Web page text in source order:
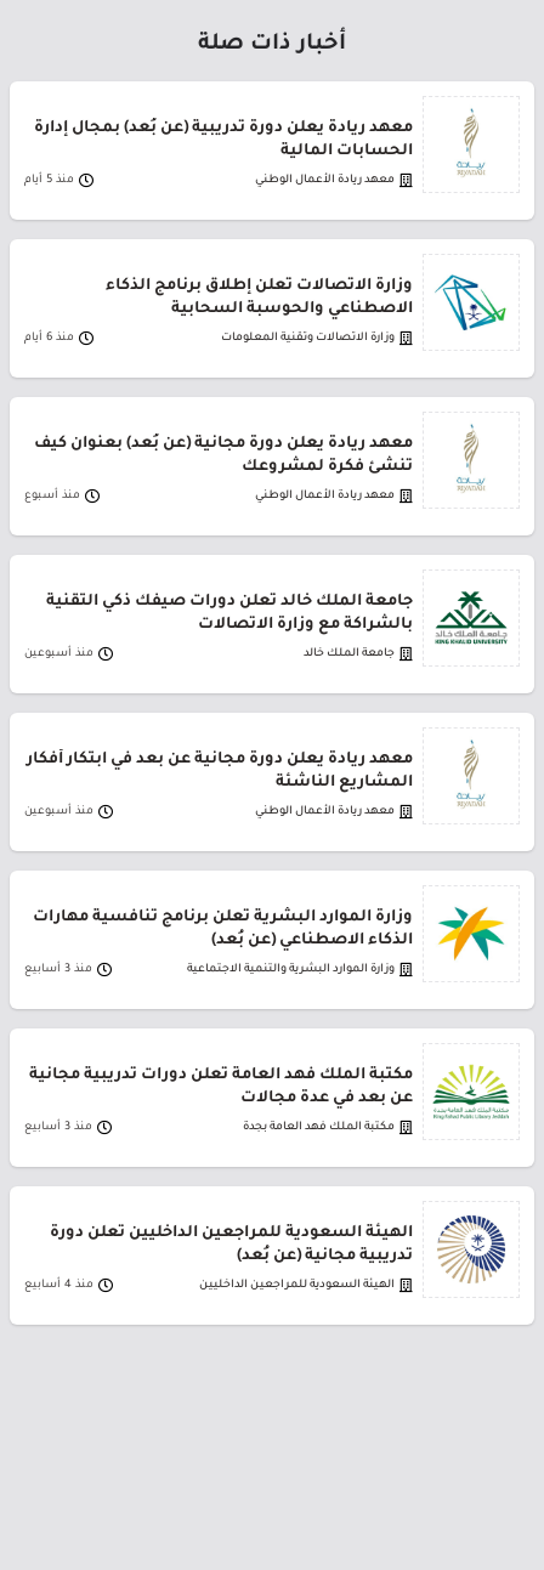
أخبار ذات صلة
معهد ريادة يعلن دورة تدريبية (عن بُعد) بمجال إدارة
الحسابات المالية
معهد ريادة الأعمال الوطني منذ 5 أيام
وزارة الاتصالات تعلن إطلاق برنامج الذكاء
الاصطناعي والحوسبة السحابية
وزارة الاتصالات وتقنية المعلومات منذ 6 أيام
معهد ريادة يعلن دورة مجانية (عن بُعد) بعنوان كيف
تنشئ فكرة لمشروعك
معهد ريادة الأعمال الوطني منذ أسبوع
جامعة الملك خالد تعلن دورات صيفك ذكي التقنية
بالشراكة مع وزارة الاتصالات
جامعة الملك خالد منذ أسبوعين
معهد ريادة يعلن دورة مجانية عن بعد في ابتكار أفكار
المشاريع الناشئة
معهد ريادة الأعمال الوطني منذ أسبوعين
وزارة الموارد البشرية تعلن برنامج تنافسية مهارات
الذكاء الاصطناعي (عن بُعد)
وزارة الموارد البشرية والتنمية الاجتماعية منذ 3 أسابيع
مكتبة الملك فهد العامة تعلن دورات تدريبية مجانية
عن بعد في عدة مجالات
مكتبة الملك فهد العامة بجدة منذ 3 أسابيع
الهيئة السعودية للمراجعين الداخليين تعلن دورة
تدريبية مجانية (عن بُعد)
الهيئة السعودية للمراجعين الداخليين منذ 4 أسابيع